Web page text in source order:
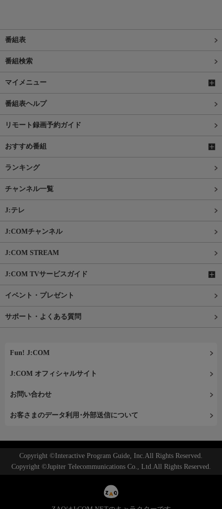
番組表
番組検索
マイメニュー
番組表ヘルプ
リモート録画予約ガイド
おすすめ番組
ランキング
チャンネル一覧
J:テレ
J:COMチャンネル
J:COM STREAM
J:COM TVサービスガイド
イベント・プレゼント
サポート・よくある質問
Fun! J:COM
J:COM オフィシャルサイト
お問い合わせ
お客さまのデータ利用･外部送信について
Copyright ©Interactive Program Guide, Inc.All Rights Reserved.
Copyright ©Jupiter Telecommunications Co., Ltd.All Rights Reserved.